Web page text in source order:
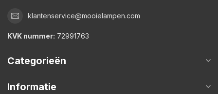
klantenservice@mooielampen.com
KVK nummer: 72991763
Categorieën
Informatie